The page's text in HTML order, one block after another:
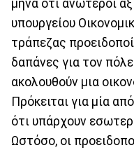
μήνα ότι ανώτεροι
υπουργείου
τράπεζας
δαπάνες για τον
ακολουθούν μια
Πρόκειται για μία
ότι υπάρχουν
Ωστόσο, οι